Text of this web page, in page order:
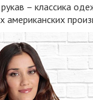
– классика
американских